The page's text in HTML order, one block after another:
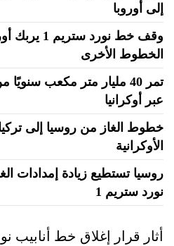
إلى أوروبا
وقف خط نورد
الخطوط الأخرى
تمر 40 مليار متر مكعب
عبر أوكرانيا
خطوط الغاز من روسيا إلى
الأوكرانية
روسيا تستطيع زيادة إمدادات
نورد ستريم 1